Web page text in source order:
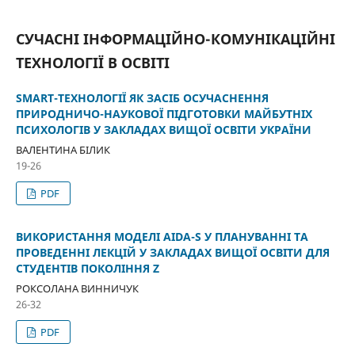
СУЧАСНІ ІНФОРМАЦІЙНО-КОМУНІКАЦІЙНІ
ТЕХНОЛОГІЇ В ОСВІТІ
SMART-ТЕХНОЛОГІЇ ЯК ЗАСІБ ОСУЧАСНЕННЯ
ПРИРОДНИЧО-НАУКОВОЇ ПІДГОТОВКИ МАЙБУТНІХ
ПСИХОЛОГІВ У ЗАКЛАДАХ ВИЩОЇ ОСВІТИ УКРАЇНИ
ВАЛЕНТИНА БІЛИК
19-26
PDF
ВИКОРИСТАННЯ МОДЕЛІ AIDA-S У ПЛАНУВАННІ ТА
ПРОВЕДЕННІ ЛЕКЦІЙ У ЗАКЛАДАХ ВИЩОЇ ОСВІТИ ДЛЯ
СТУДЕНТІВ ПОКОЛІННЯ Z
РОКСОЛАНА ВИННИЧУК
26-32
PDF